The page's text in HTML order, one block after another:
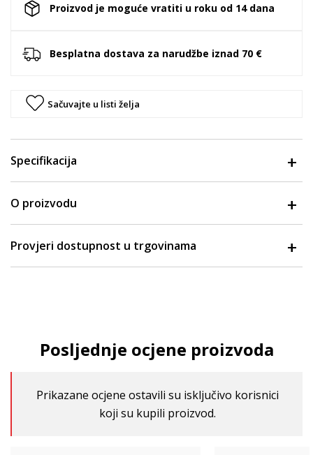
Proizvod je moguće vratiti u roku od 14 dana
Besplatna dostava za narudžbe iznad 70 €
Sačuvajte u listi želja
Specifikacija
O proizvodu
Provjeri dostupnost u trgovinama
Posljednje ocjene proizvoda
Prikazane ocjene ostavili su isključivo korisnici
koji su kupili proizvod.